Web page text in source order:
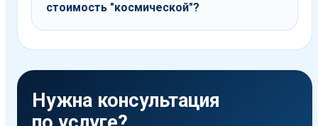
стоимость "космической"?
Нужна консультация